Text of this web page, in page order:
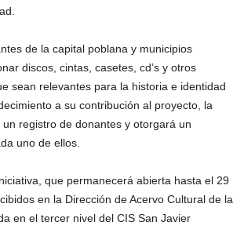
de la capital poblana y municipios
discos, cintas, casetes, cd’s y otros
sean relevantes para la historia e identidad
a su contribución al proyecto, la
registro de donantes y otorgará un
uno de ellos.
que permanecerá abierta hasta el 29
en la Dirección de Acervo Cultural de la
en el tercer nivel del CIS San Javier